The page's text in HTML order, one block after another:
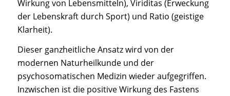
Wirkung von Lebensmitteln), Viriditas (Erweckung
der Lebenskraft durch Sport) und Ratio (geistige
Klarheit).
Dieser ganzheitliche Ansatz wird von der
modernen Naturheilkunde und der
psychosomatischen Medizin wieder aufgegriffen.
Inzwischen ist die positive Wirkung des Fastens